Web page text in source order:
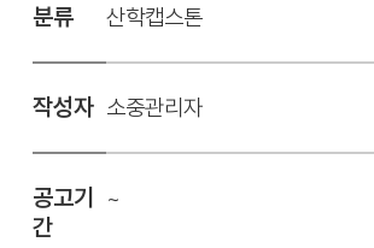
분류 산학캡스톤
작성자 소중관리자
공고기
간
~